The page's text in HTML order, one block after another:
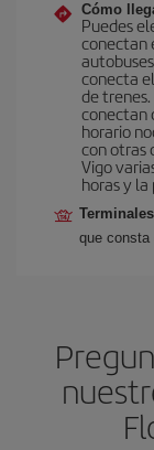
Cómo
Puedes
conectan
conecta
de
conectan
horario
con otras
Vigo
horas y
que consta